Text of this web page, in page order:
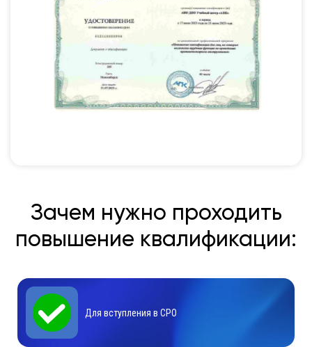
Зачем нужно проходить
повышение квалификации:
Для вступления в СРО